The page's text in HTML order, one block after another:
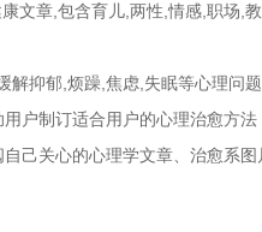
文章,包含育儿,两性,情感,职场,
抑郁,烦躁,焦虑,失眠等心理问题
户制订适合用户的心理治愈方法
己关心的心理学文章、治愈系